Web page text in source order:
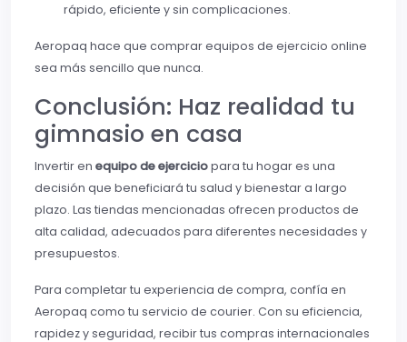
rápido, eficiente y sin complicaciones.
Aeropaq hace que comprar equipos de ejercicio online
sea más sencillo que nunca.
Conclusión: Haz realidad tu
gimnasio en casa
Invertir en equipo de ejerciciopara tu hogar es una
decisión que beneficiará tu salud y bienestar a largo
plazo. Las tiendas mencionadas ofrecen productos de
alta calidad, adecuados para diferentes necesidades y
presupuestos.
Para completar tu experiencia de compra, confía en
Aeropaq como tu servicio de courier. Con su eficiencia,
rapidez y seguridad, recibir tus compras internacionales